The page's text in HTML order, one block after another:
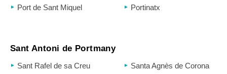
Port de Sant Miquel
Portinatx
Sant Antoni de Portmany
Sant Rafel de sa Creu
Santa Agnès de Corona